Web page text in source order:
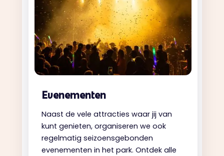
Evenementen
Naast de vele attracties waar jij van
kunt genieten, organiseren we ook
regelmatig seizoensgebonden
evenementen in het park. Ontdek alle